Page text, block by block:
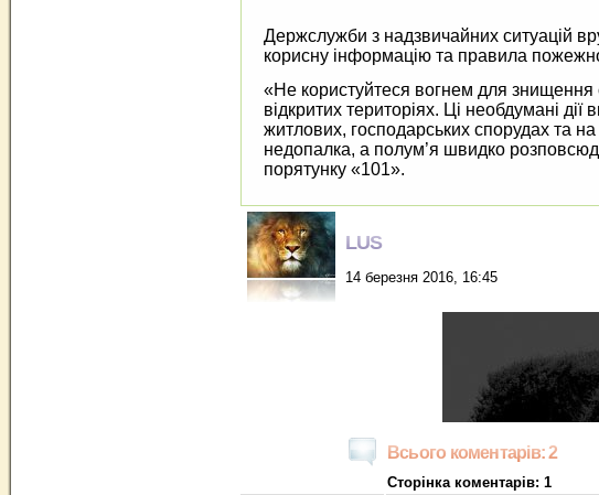
Держслужби з надзвичайних ситуацій
корисну інформацію та правила
«Не користуйтеся вогнем для знищення
відкритих територіях. Ці необдумані
житлових, господарських спорудах та
недопалка, а полум’я швидко
порятунку «101».
LUS
14 березня 2016, 16:45
Всього коментарів: 2
Сторінка коментарів: 1